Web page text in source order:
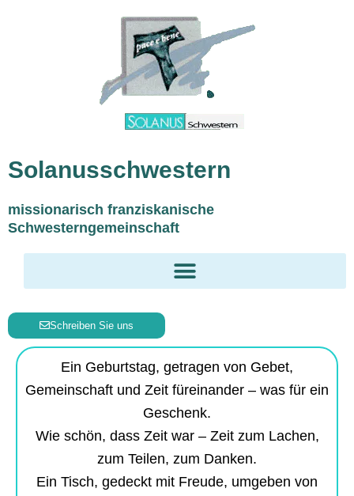
Solanusschwestern
missionarisch franziskanische
Schwesterngemeinschaft
Schreiben Sie uns
Ein Geburtstag, getragen von Gebet,
Gemeinschaft und Zeit füreinander – was für ein
Geschenk.
Wie schön, dass Zeit war – Zeit zum Lachen,
zum Teilen, zum Danken.
Ein Tisch, gedeckt mit Freude, umgeben von